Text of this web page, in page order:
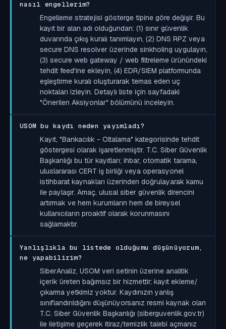
nasıl engellerim?
Engelleme stratejisi gösterge tipine göre değişir. Bu
kayıt bir alan adı olduğundan: (1) sınır güvenlik
duvarında çıkış kuralı tanımlayın, (2) DNS RPZ veya
secure DNS resolver üzerinde sinkholing uygulayın,
(3) secure web gateway / web filtreleme ürünündeki
tehdit feed'ine ekleyin, (4) EDR/SIEM platformunda
eşleştirme kuralı oluşturarak temas eden uç
noktaları izleyin. Detaylı liste için sayfadaki
"Önerilen Aksiyonlar" bölümünü inceleyin.
USOM bu kaydı neden yayımladı?
Kayıt, "Bankacılık - Oltalama" kategorisinde tehdit
göstergesi olarak işaretlenmiştir. T.C. Siber Güvenlik
Başkanlığı bu tür kayıtları; ihbar, otomatik tarama,
uluslararası CERT iş birliği veya operasyonel
istihbarat kaynakları üzerinden doğrulayarak kamu
ile paylaşır. Amaç, ulusal siber güvenlik direncini
artırmak ve hem kurumların hem de bireysel
kullanıcıların proaktif olarak korunmasını
sağlamaktır.
Yanlışlıkla bu listede olduğumu düşünüyorum,
ne yapabilirim?
SiberAnaliz, USOM veri setinin üzerine analitik
içerik üreten bağımsız bir hizmettir; kayıt ekleme/
çıkarma yetkimiz yoktur. Kaydınızın yanlış
sınıflandırıldığını düşünüyorsanız resmi kaynak olan
T.C. Siber Güvenlik Başkanlığı (siberguvenlik.gov.tr)
ile iletişime geçerek itiraz/temizlik talebi açmanız